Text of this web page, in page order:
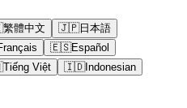
繁體中文 🇯🇵日本語
🇪🇸Español
Tiếng Việt 🇮🇩Indonesian